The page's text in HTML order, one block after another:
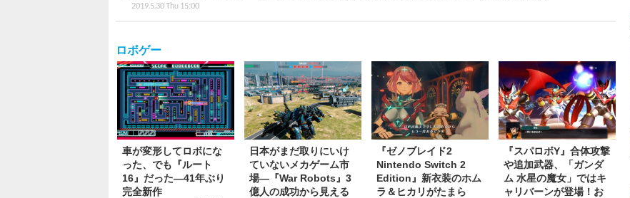
2019.5.30 Thu 15:00
ロボゲー
車が変形してロボにな
った、でも『ルート
16』だった―41年ぶり
完全新作
日本がまだ取りにいけ
ていないメカゲーム市
場―『War Robots』3
億人の成功から見える
『ゼノブレイド2
Nintendo Switch 2
Edition』新衣装のホム
ラ＆ヒカリがたまら
『スパロボY』合体攻撃
や追加武器、「ガンダ
ム 水星の魔女」ではキ
ャリバーンが登場！お